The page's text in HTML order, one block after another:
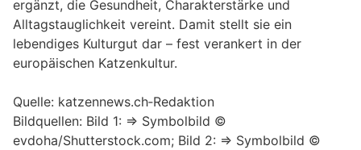
ergänzt, die Gesundheit, Charakterstärke und
Alltagstauglichkeit vereint. Damit stellt sie ein
lebendiges Kulturgut dar – fest verankert in der
europäischen Katzenkultur.
Quelle: katzennews.ch‑Redaktion
Bildquellen: Bild 1: => Symbolbild ©
evdoha/Shutterstock.com; Bild 2: => Symbolbild ©